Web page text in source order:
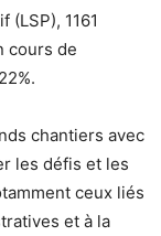
1161
cours de
chantiers avec
les défis et les
ceux liés
et à la